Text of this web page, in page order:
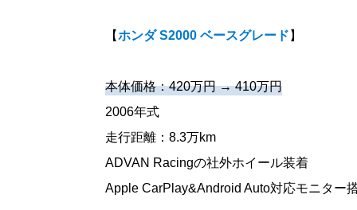
【ホンダ S2000 ベースグレード 】
本体価格：420万円 → 410万円
2006年式
走行距離：8.3万km
ADVAN Racingの社外ホイール装着
Apple CarPlay&Android Auto対応モニター